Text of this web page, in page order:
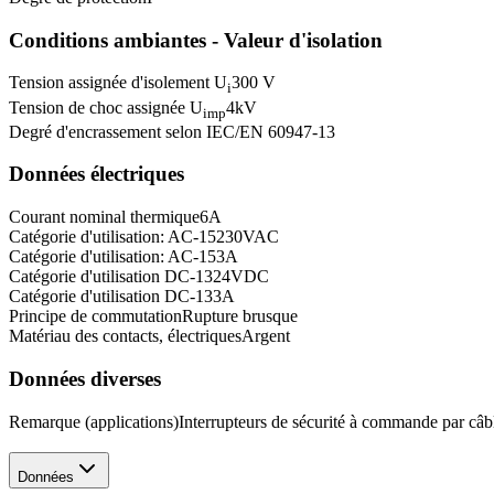
Conditions ambiantes - Valeur d'isolation
Tension assignée d'isolement Ui300 V
Tension de choc assignée Uimp4kV
Degré d'encrassement selon IEC/EN 60947-13
Données électriques
Courant nominal thermique6A
Catégorie d'utilisation: AC-15230VAC
Catégorie d'utilisation: AC-153A
Catégorie d'utilisation DC-1324VDC
Catégorie d'utilisation DC-133A
Principe de commutationRupture brusque
Matériau des contacts, électriquesArgent
Données diverses
Remarque (applications)Interrupteurs de sécurité à commande par
Données